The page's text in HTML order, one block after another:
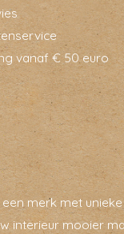
vanaf € 50 euro
merk met
interieur mooier